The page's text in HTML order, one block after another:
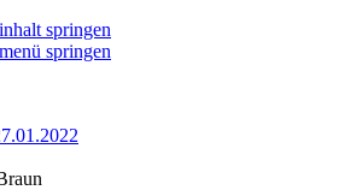
springen
springen